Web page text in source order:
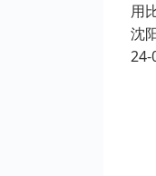
用
沈
24-